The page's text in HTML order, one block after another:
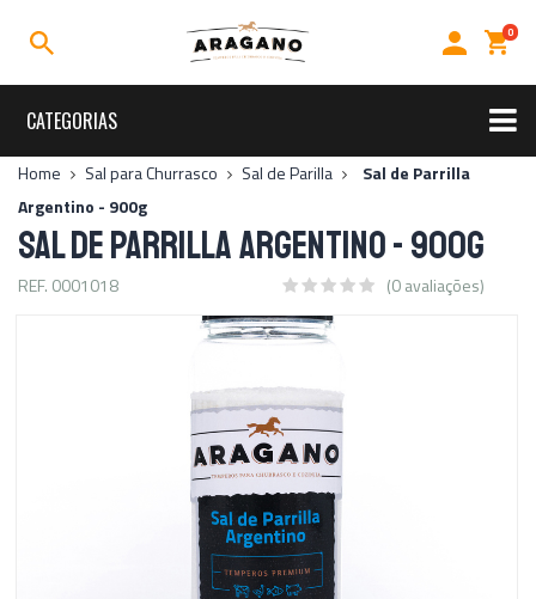
0
CATEGORIAS
Rally
Sal para Churrasco
Sal de Parilla Sal Grosso
Uso Diário
Home Sal para Churrasco Sal de Parilla
Sal de Parrilla
Argentino - 900g
SAL DE PARRILLA ARGENTINO - 900G
REF. 0001018 (0 avaliações)